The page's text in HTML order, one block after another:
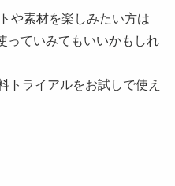
や素材を楽しみたい方は
っていみてもいいかもしれ
トライアルをお試しで使え